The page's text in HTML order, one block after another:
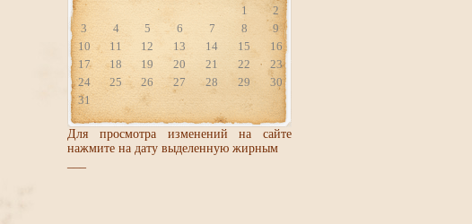
1
2
3
4 5 6 7 8
9
10
11 12 13 14 15
16
17
18 19 20 21 22
23
24
25 26 27 28 29
30
31
Для просмотра изменений на сайте
нажмите на дату выделенную жирным